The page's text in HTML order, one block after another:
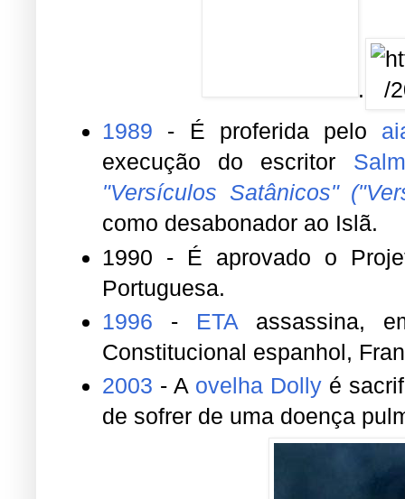
"Versículos Satânicos"
como desabonador ao Islã.
1990 - É aprovado o
Portuguesa.
1996-ETAassassina,
Constitucional espanhol,
2003 - Aovelha Dolly
é
de sofrer de uma doença